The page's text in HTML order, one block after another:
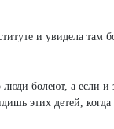
и увидела там
болеют, а если и
этих детей,